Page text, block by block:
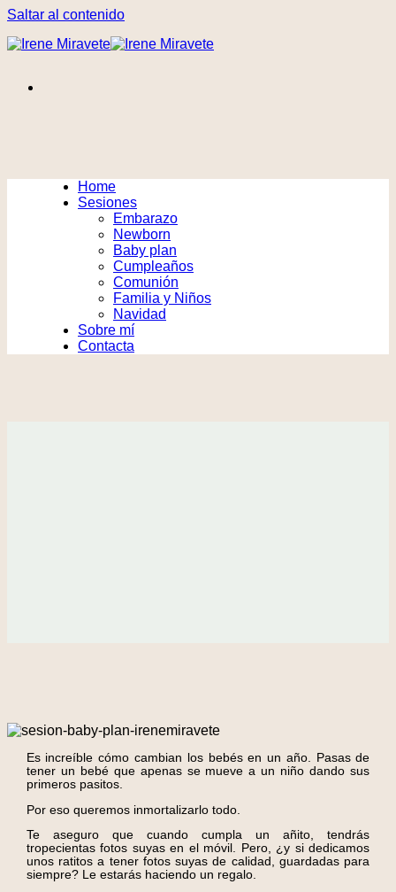
Saltar al contenido
Home
Sesiones
Embarazo
Newborn
Baby plan
Cumpleaños
Comunión
Familia y Niños
Navidad
Sobre mí
Contacta
Es increíble cómo cambian los bebés en un año. Pasas de
tener un bebé que apenas se mueve a un niño dando sus
primeros pasitos.
Por eso queremos inmortalizarlo todo.
Te aseguro que cuando cumpla un añito, tendrás
tropecientas fotos suyas en el móvil. Pero, ¿y si dedicamos
unos ratitos a tener fotos suyas de calidad, guardadas para
siempre? Le estarás haciendo un regalo.